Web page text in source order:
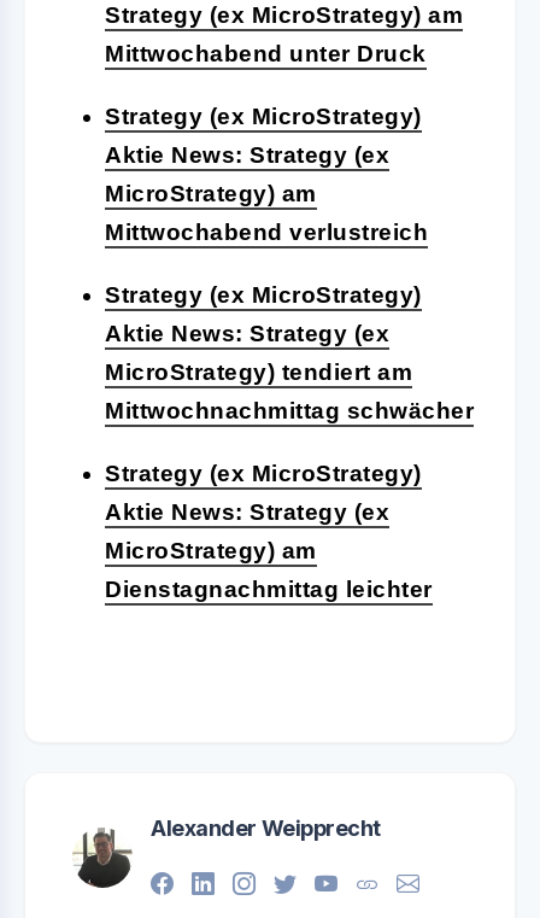
Strategy (ex MicroStrategy) am
Mittwochabend unter Druck
Strategy (ex MicroStrategy)
Aktie News: Strategy (ex
MicroStrategy) am
Mittwochabend verlustreich
Strategy (ex MicroStrategy)
Aktie News: Strategy (ex
MicroStrategy) tendiert am
Mittwochnachmittag schwächer
Strategy (ex MicroStrategy)
Aktie News: Strategy (ex
MicroStrategy) am
Dienstagnachmittag leichter
Alexander Weipprecht